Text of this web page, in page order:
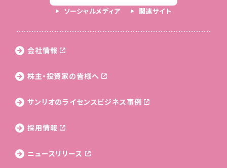
ソーシャルメディア 関連サイト
会社情報
株主・投資家の皆様へ
サンリオのライセンス ビジネス事例
採用情報
ニュースリリース